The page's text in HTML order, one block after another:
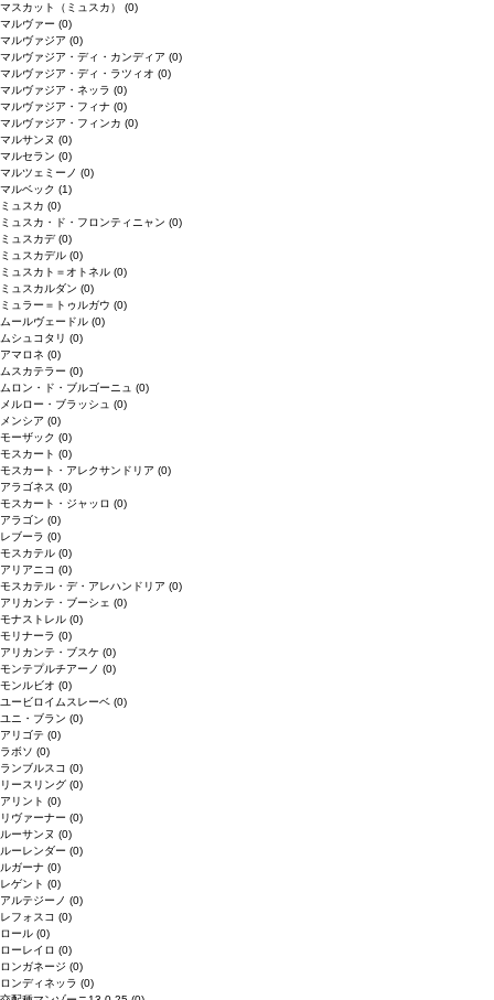
マスカット（ミュスカ） (0)
マルヴァー (0)
マルヴァジア (0)
マルヴァジア・ディ・カンディア (0)
マルヴァジア・ディ・ラツィオ (0)
マルヴァジア・ネッラ (0)
マルヴァジア・フィナ (0)
マルヴァジア・フィンカ (0)
マルサンヌ (0)
マルセラン (0)
マルツェミーノ (0)
マルベック (1)
ミュスカ (0)
ミュスカ・ド・フロンティニャン (0)
ミュスカデ(0)
ミュスカデル (0)
ミュスカト＝オトネル (0)
ミュスカルダン (0)
ミュラー＝トゥルガウ (0)
ムールヴェードル (0)
ムシュコタリ (0)
アマロネ (0)
ムスカテラー (0)
ムロン・ド・ブルゴーニュ (0)
メルロー・ブラッシュ (0)
メンシア (0)
モーザック (0)
モスカート (0)
モスカート・アレクサンドリア (0)
アラゴネス (0)
モスカート・ジャッロ (0)
アラゴン (0)
レブーラ (0)
モスカテル (0)
アリアニコ (0)
モスカテル・デ・アレハンドリア (0)
アリカンテ・ブーシェ (0)
モナストレル (0)
モリナーラ (0)
アリカンテ・ブスケ (0)
モンテプルチアーノ (0)
モンルビオ (0)
ユービロイムスレーベ (0)
ユニ・ブラン (0)
アリゴテ (0)
ラボソ (0)
ランブルスコ (0)
リースリング (0)
アリント (0)
リヴァーナー (0)
ルーサンヌ (0)
ルーレンダー (0)
ルガーナ (0)
レゲント (0)
アルテジーノ (0)
レフォスコ (0)
ロール (0)
ローレイロ (0)
ロンガネージ (0)
ロンディネッラ (0)